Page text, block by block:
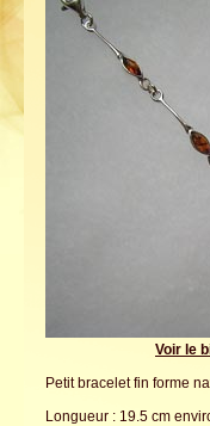
Voir le
Petit bracelet fin forme
Longueur : 19.5 cm